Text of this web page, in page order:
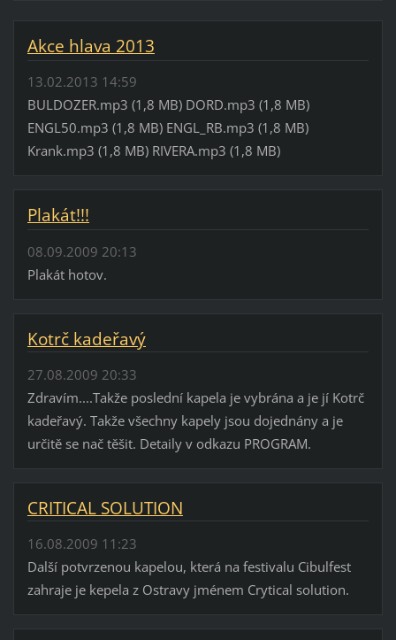
Akce hlava 2013
13.02.2013 14:59
BULDOZER.mp3 (1,8 MB) DORD.mp3 (1,8 MB)
ENGL50.mp3 (1,8 MB) ENGL_RB.mp3 (1,8 MB)
Krank.mp3 (1,8 MB) RIVERA.mp3 (1,8 MB)
Plakát!!!
08.09.2009 20:13
Plakát hotov.
Kotrč kadeřavý
27.08.2009 20:33
Zdravím....Takže poslední kapela je vybrána a je jí Kotrč
kadeřavý. Takže všechny kapely jsou dojednány a je
určitě se nač těšit. Detaily v odkazu PROGRAM.
CRITICAL SOLUTION
16.08.2009 11:23
Další potvrzenou kapelou, která na festivalu Cibulfest
zahraje je kepela z Ostravy jménem Crytical solution.